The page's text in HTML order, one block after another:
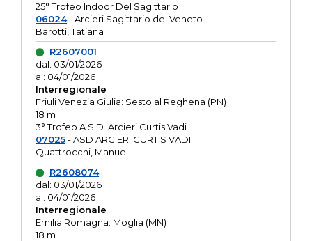
25° Trofeo Indoor Del Sagittario
06024- Arcieri Sagittario del Veneto
Barotti, Tatiana
R2607001
dal: 03/01/2026
al: 04/01/2026
Interregionale
Friuli Venezia Giulia: Sesto al Reghena (PN)
18 m
3° Trofeo A.S.D. Arcieri Curtis Vadi
07025- ASD ARCIERI CURTIS VADI
Quattrocchi, Manuel
R2608074
dal: 03/01/2026
al: 04/01/2026
Interregionale
Emilia Romagna: Moglia (MN)
18 m